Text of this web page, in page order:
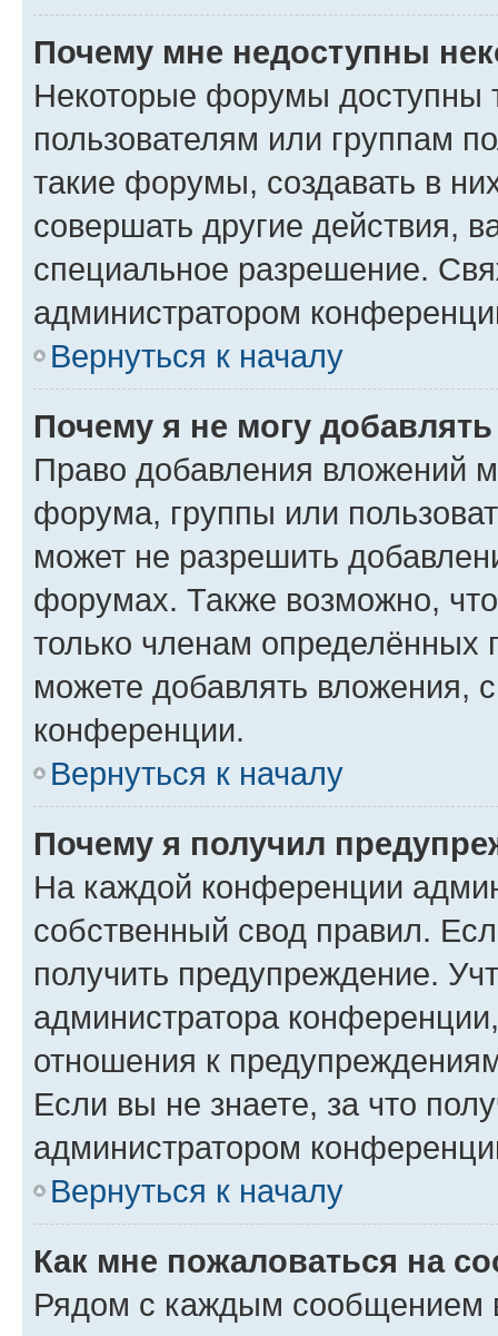
Почему мне недоступны
Некоторые форумы доступны
пользователям или группам
такие форумы, создавать в
совершать другие действия,
специальное разрешение.
администратором
Вернуться к началу
Почему я не могу
Право добавления вложений
форума, группы или
может не разрешить
форумах. Также возможно,
только членам определённых
можете добавлять вложения,
конференции.
Вернуться к началу
Почему я получил
На каждой конференции
собственный свод правил.
получить предупреждение.
администратора
отношения к
Если вы не знаете, за что
администратором
Вернуться к началу
Как мне пожаловаться на
Рядом с каждым сообщением